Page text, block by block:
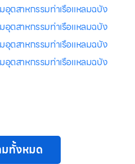
อุตสาหกรรมท่าเรือแหลมฉบัง
อุตสาหกรรมท่าเรือแหลมฉบัง
อุตสาหกรรมท่าเรือแหลมฉบัง
อุตสาหกรรมท่าเรือแหลมฉบัง
ทั้งหมด